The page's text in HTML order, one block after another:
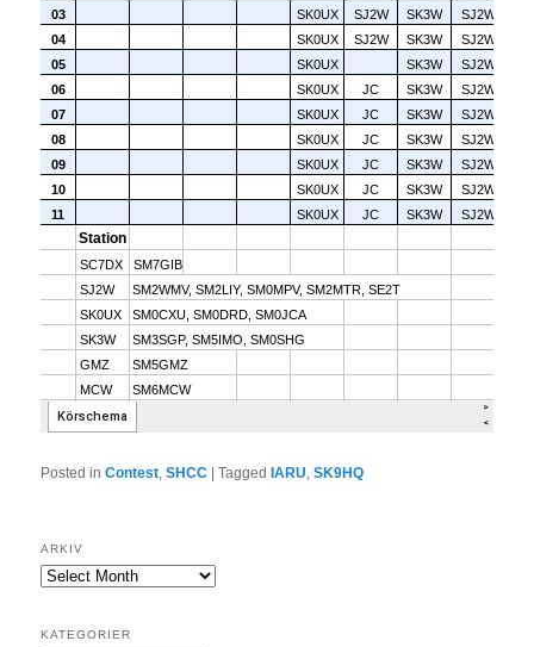
Posted in Contest,SHCC |Tagged IARU,SK9HQ
ARKIV
ARKIV
KATEGORIER